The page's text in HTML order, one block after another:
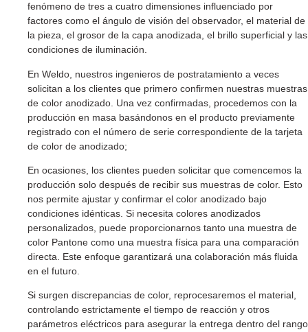
fenómeno de tres a cuatro dimensiones influenciado por
factores como el ángulo de visión del observador, el material de
la pieza, el grosor de la capa anodizada, el brillo superficial y las
condiciones de iluminación.
En Weldo, nuestros ingenieros de postratamiento a veces
solicitan a los clientes que primero confirmen nuestras muestras
de color anodizado. Una vez confirmadas, procedemos con la
producción en masa basándonos en el producto previamente
registrado con el número de serie correspondiente de la tarjeta
de color de anodizado;
En ocasiones, los clientes pueden solicitar que comencemos la
producción solo después de recibir sus muestras de color. Esto
nos permite ajustar y confirmar el color anodizado bajo
condiciones idénticas. Si necesita colores anodizados
personalizados, puede proporcionarnos tanto una muestra de
color Pantone como una muestra física para una comparación
directa. Este enfoque garantizará una colaboración más fluida
en el futuro.
Si surgen discrepancias de color, reprocesaremos el material,
controlando estrictamente el tiempo de reacción y otros
parámetros eléctricos para asegurar la entrega dentro del rango